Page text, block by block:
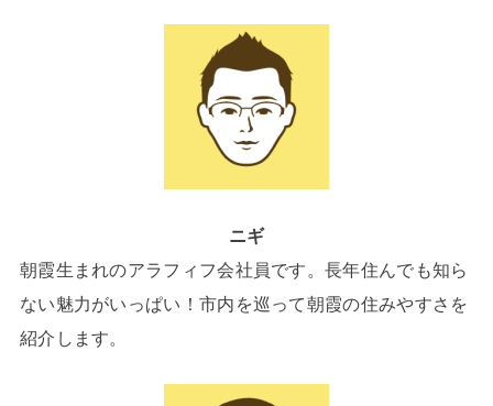
ニギ
朝霞生まれのアラフィフ会社員です。長年住んでも知ら
ない魅力がいっぱい！市内を巡って朝霞の住みやすさを
紹介します。